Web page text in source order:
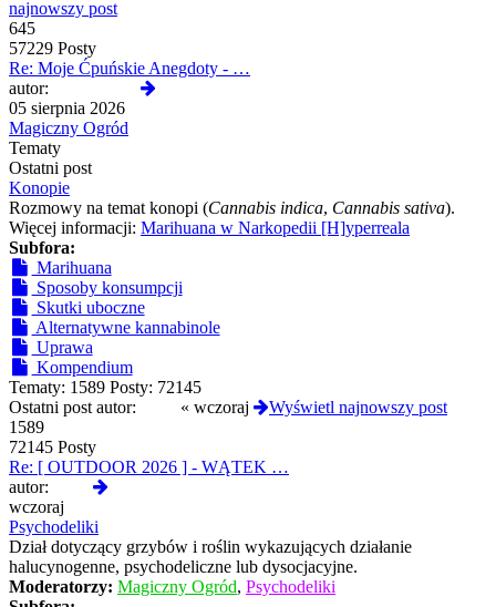
najnowszy post
645
57229 Posty
Re: Moje Ćpuńskie Anegdoty - …
autor:
05 sierpnia 2026
Magiczny Ogród
Tematy
Ostatni post
Konopie
Rozmowy na temat konopi (Cannabis indica, Cannabis sativa).
Więcej informacji: Marihuana w Narkopedii [H]yperreala
Subfora:
Marihuana
Sposoby konsumpcji
Skutki uboczne
Alternatywne kannabinole
Uprawa
Kompendium
Tematy: 1589 Posty: 72145
Ostatni post autor:
« wczoraj
Wyświetl najnowszy post
1589
72145 Posty
Re: [ OUTDOOR 2026 ] - WĄTEK …
autor:
wczoraj
Psychodeliki
Dział dotyczący grzybów i roślin wykazujących działanie
halucynogenne, psychodeliczne lub dysocjacyjne.
Moderatorzy: Magiczny Ogród, Psychodeliki